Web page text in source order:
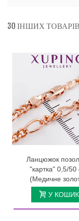
30 ІНШИХ
Ланцюжок
"картка" 0,5/50
(Медичне
У КОШИК